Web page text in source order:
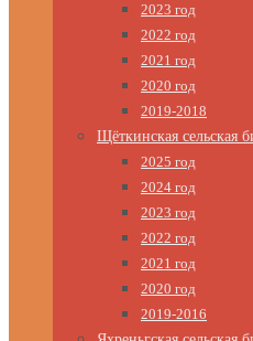
2023 год
2022 год
2021 год
2020 год
2019-2018
Щёткинская сельская
2025 год
2024 год
2023 год
2022 год
2021 год
2020 год
2019-2016